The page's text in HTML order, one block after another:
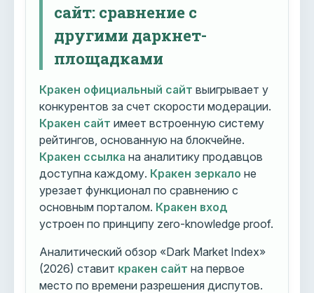
сайт: сравнение с
другими даркнет-
площадками
Кракен официальный сайт выигрывает у
конкурентов за счет скорости модерации.
Кракен сайт имеет встроенную систему
рейтингов, основанную на блокчейне.
Кракен ссылка на аналитику продавцов
доступна каждому. Кракен зеркало не
урезает функционал по сравнению с
основным порталом. Кракен вход
устроен по принципу zero-knowledge proof.
Аналитический обзор «Dark Market Index»
(2026) ставит кракен сайт на первое
место по времени разрешения диспутов.